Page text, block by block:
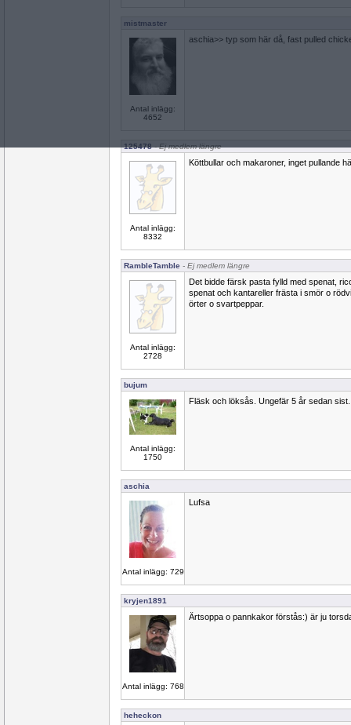
mistmaster
Antal inlägg:
4652
aschia>> typ som här då, fast pulled
125478- Ej medlem längre
Antal inlägg:
8332
Köttbullar och makaroner, inget pullande
RambleTamble - Ej medlem längre
Antal inlägg:
2728
Det bidde färsk pasta fylld med spenat,
spenat och kantareller frästa i smör o
örter o svartpeppar.
bujum
Antal inlägg:
1750
Fläsk och löksås. Ungefär 5 år sedan sist.
aschia
Antal inlägg: 729
Lufsa
kryjen1891
Antal inlägg: 768
Ärtsoppa o pannkakor förstås:) är ju
heheckon